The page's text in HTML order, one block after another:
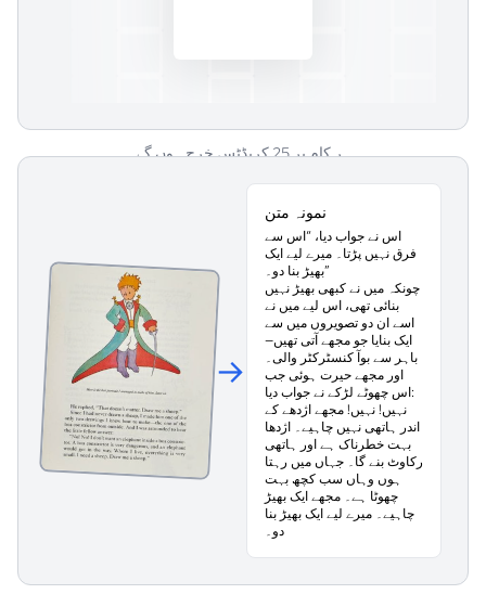
ہر کام پر 25 کریڈٹس خرچ ہوں گے
→
نمونہ متن
اس نے جواب دیا، “اس سے
فرق نہیں پڑتا۔ میرے لیے ایک
بھیڑ بنا دو۔”
چونکہ میں نے کبھی بھیڑ نہیں
بنائی تھی، اس لیے میں نے
اسے ان دو تصویروں میں سے
ایک بنایا جو مجھے آتی تھیں—
باہر سے بوآ کنسٹرکٹر والی۔
اور مجھے حیرت ہوئی جب
اس چھوٹے لڑکے نے جواب دیا:
نہیں! نہیں! مجھے اژدھے کے
اندر ہاتھی نہیں چاہیے۔ اژدھا
بہت خطرناک ہے اور ہاتھی
رکاوٹ بنے گا۔ جہاں میں رہتا
ہوں وہاں سب کچھ بہت
چھوٹا ہے۔ مجھے ایک بھیڑ
چاہیے۔ میرے لیے ایک بھیڑ بنا
دو۔